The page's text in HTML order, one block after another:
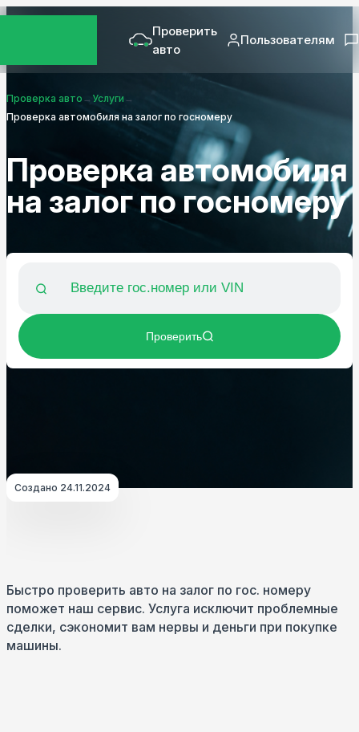
Проверить
авто
Пользователям
Проверка авто → Услуги →
Проверка автомобиля на залог по госномеру
Проверка автомобиля
на залог по госномеру
Создано 24.11.2024
Быстро проверить авто на залог по гос. номеру
поможет наш сервис. Услуга исключит проблемные
сделки, сэкономит вам нервы и деньги при покупке
машины.